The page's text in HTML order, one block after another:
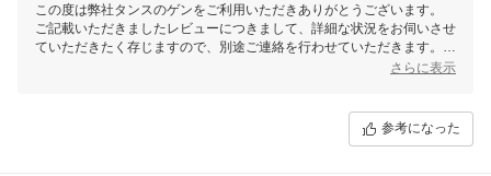
が、開封する時はイラつきました。
それぞれの組み立てにネジが違うので、始めにバラしてからあっ
と気づき、冷や冷やしましたが、進んでくると慣れました。組み
立て家具が苦手な方は、丁寧な開封を心がけるといいですよ。
この度は弊社タンスのゲンをご利用いただきありがとうございます。
ご記載いただきましたレビューにつきまして、詳細な状況をお伺いさせ
ていただきたく存じますので、別途ご連絡を行わせていただきます。
お手間をお掛けし、誠に申し訳ございませんが、何卒よろしくお願いい
さらに表示
参考になった